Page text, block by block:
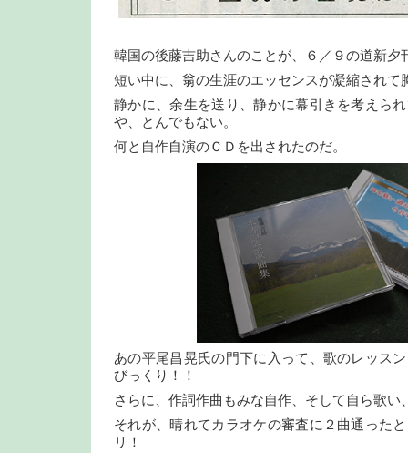
韓国の後藤吉助さんのことが、６／９の道新夕
短い中に、翁の生涯のエッセンスが凝縮されて
静かに、余生を送り、静かに幕引きを考えら
や、とんでもない。
何と自作自演のＣＤを出されたのだ。
あの平尾昌晃氏の門下に入って、歌のレッス
びっくり！！
さらに、作詞作曲もみな自作、そして自ら歌い
それが、晴れてカラオケの審査に２曲通った
リ！